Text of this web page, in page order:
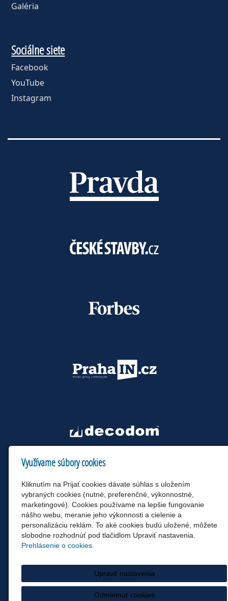
Galéria
Sociálne siete
Facebook
YouTube
Instagram
Využívame súbory cookies
Kliknutím na Prijať cookies dávate súhlas s uložením
vybraných cookies (nutné, preferenčné, výkonnostné,
marketingové). Cookies používame na lepšie fungovanie
nášho webu, meranie jeho výkonnosti a cielenie a
personalizáciu reklám. To aké cookies budú uložené, môžete
slobodne rozhodnúť pod tlačidlom Upraviť nastavenia.
Prehlásenie o cookies.
Upraviť nastavenia
Odmietnuť cookies